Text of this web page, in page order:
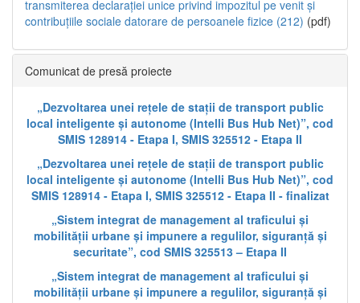
transmiterea declarației unice privind impozitul pe venit și
contribuțiile sociale datorare de persoanele fizice (212) (pdf)
Comunicat de presă proiecte
„Dezvoltarea unei rețele de stații de transport public
local inteligente și autonome (Intelli Bus Hub Net)”, cod
SMIS 128914 - Etapa I, SMIS 325512 - Etapa II
„Dezvoltarea unei rețele de stații de transport public
local inteligente și autonome (Intelli Bus Hub Net)”, cod
SMIS 128914 - Etapa I, SMIS 325512 - Etapa II - finalizat
„Sistem integrat de management al traficului și
mobilității urbane și impunere a regulilor, siguranță și
securitate”, cod SMIS 325513 – Etapa II
„Sistem integrat de management al traficului și
mobilității urbane și impunere a regulilor, siguranță și